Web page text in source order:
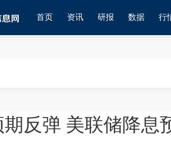
首页 资讯 研报 数据 行
反弹 美联储降息